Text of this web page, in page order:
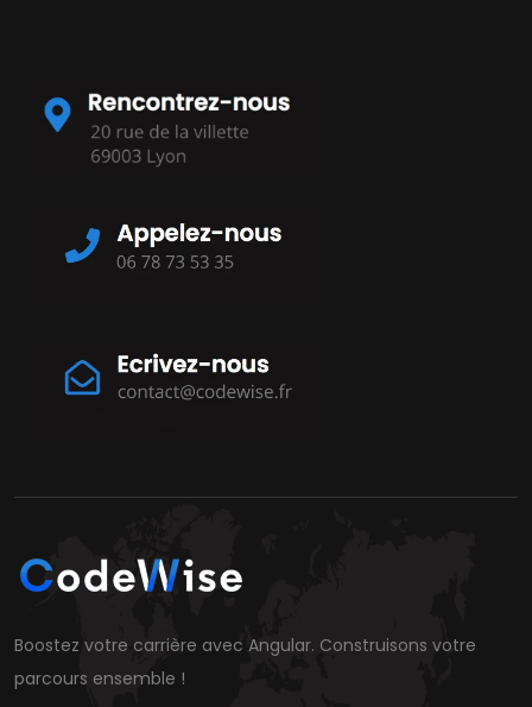
Boostez votre carrière avec Angular. Construisons votre
parcours ensemble !